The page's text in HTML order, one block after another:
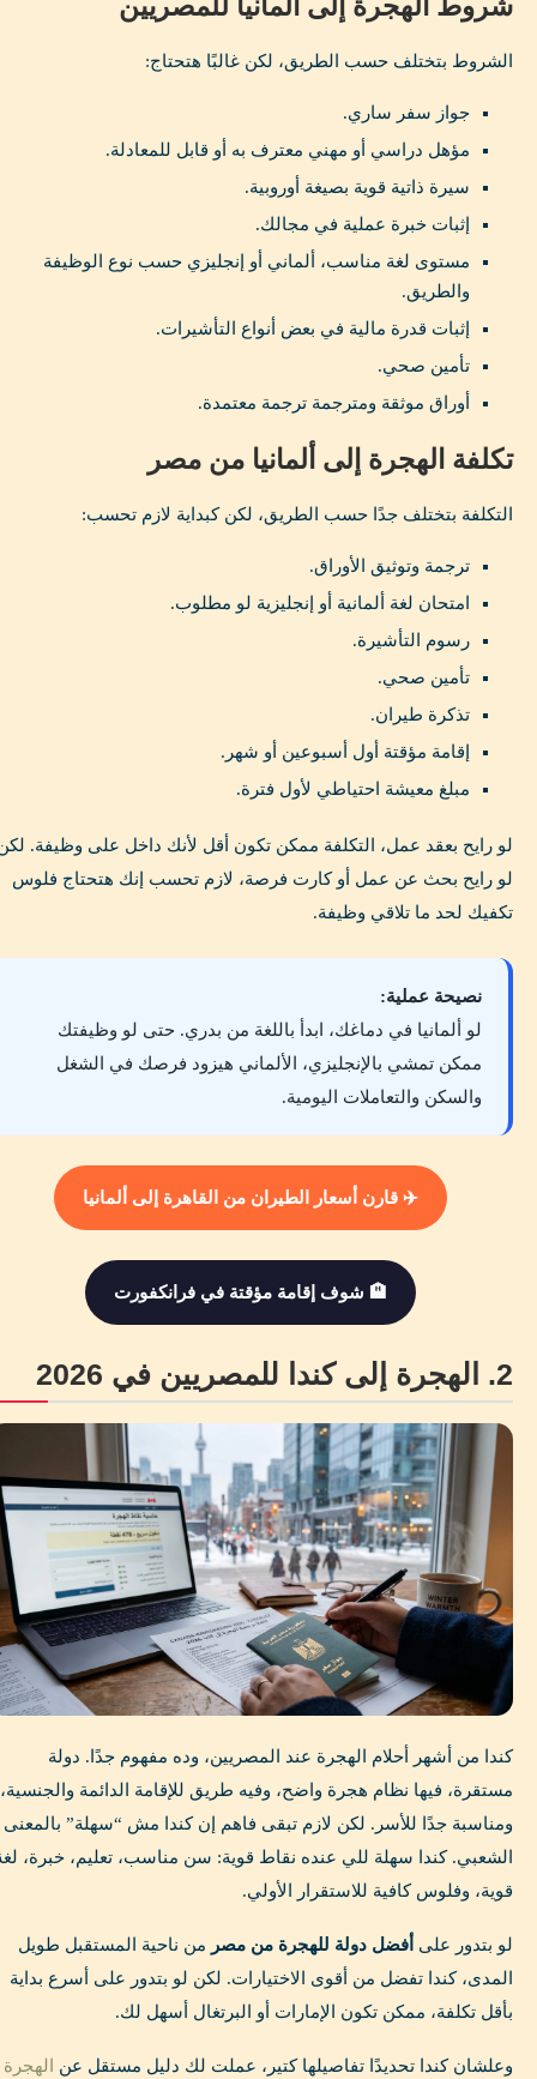
الشروط بتختلف حسب الطريق، لكن غالبًا هتحتاج:
جواز سفر ساري.
مؤهل دراسي أو مهني معترف به أو قابل للمعادلة.
سيرة ذاتية قوية بصيغة أوروبية.
إثبات خبرة عملية في مجالك.
مستوى لغة مناسب، ألماني أو إنجليزي حسب نوع الوظيفة
والطريق.
إثبات قدرة مالية في بعض أنواع التأشيرات.
تأمين صحي.
أوراق موثقة ومترجمة ترجمة معتمدة.
تكلفة الهجرة إلى ألمانيا من مصر
التكلفة بتختلف جدًا حسب الطريق، لكن كبداية لازم تحسب:
ترجمة وتوثيق الأوراق.
امتحان لغة ألمانية أو إنجليزية لو مطلوب.
رسوم التأشيرة.
تأمين صحي.
تذكرة طيران.
إقامة مؤقتة أول أسبوعين أو شهر.
مبلغ معيشة احتياطي لأول فترة.
لو رايح بعقد عمل، التكلفة ممكن تكون أقل لأنك داخل على وظيفة.
لو رايح بحث عن عمل أو كارت فرصة، لازم تحسب إنك هتحتاج فلوس
تكفيك لحد ما تلاقي وظيفة.
نصيحة عملية:
لو ألمانيا في دماغك، ابدأ باللغة من بدري. حتى لو وظيفتك
ممكن تمشي بالإنجليزي، الألماني هيزود فرصك في الشغل
والسكن والتعاملات اليومية.
✈️ قارن أسعار الطيران من القاهرة إلى ألمانيا
🏨 شوف إقامة مؤقتة في فرانكفورت
2. الهجرة إلى كندا للمصريين في 2026
كندا من أشهر أحلام الهجرة عند المصريين، وده مفهوم جدًا. دولة
مستقرة، فيها نظام هجرة واضح، وفيه طريق للإقامة الدائمة والجنسية،
ومناسبة جدًا للأسر. لكن لازم تبقى فاهم إن كندا مش “سهلة” بالمعنى
الشعبي. كندا سهلة للي عنده نقاط قوية: سن مناسب، تعليم، خبرة،
قوية، وفلوس كافية للاستقرار الأولي.
لو بتدور على أفضل دولة للهجرة من مصر من ناحية المستقبل طويل
المدى، كندا تفضل من أقوى الاختيارات. لكن لو بتدور على أسرع بداية
بأقل تكلفة، ممكن تكون الإمارات أو البرتغال أسهل لك.
وعلشان كندا تحديدًا تفاصيلها كتير، عملت لك دليل مستقل عن
الهجرة